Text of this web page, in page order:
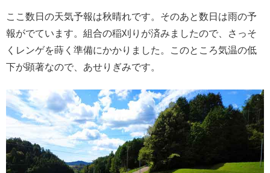
ここ数日の天気予報は秋晴れです。そのあと数日は雨の予
報がでています。組合の稲刈りが済みましたので、さっそ
くレンゲを蒔く準備にかかりました。このところ気温の低
下が顕著なので、あせりぎみです。